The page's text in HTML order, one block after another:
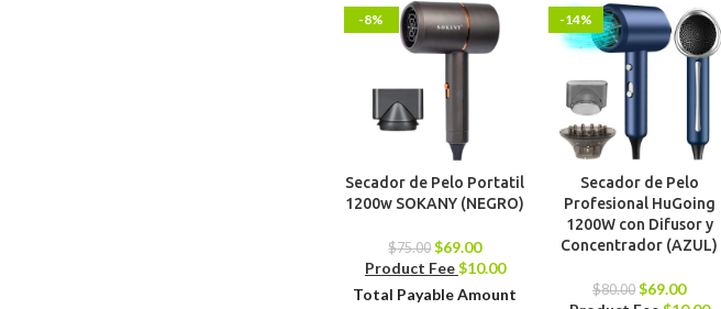
-8%
Secador de Pelo Portatil
1200w SOKANY (NEGRO)
$75.00 $69.00
Product Fee$10.00
Total Payable Amount
-14%
Secador de Pelo
Profesional HuGoing
1200W con Difusor y
Concentrador (AZUL)
$80.00 $69.00